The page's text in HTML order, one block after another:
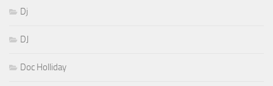
Dj
DJ
Doc Holliday